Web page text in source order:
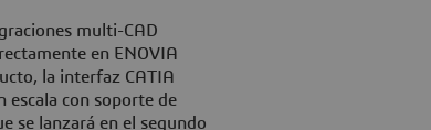
multi-CAD
en ENOVIA
la interfaz CATIA
escala con soporte de
se lanzará en el segundo